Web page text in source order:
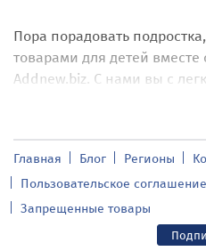
Пора порадовать
товарами для детей
Addnew.biz. С нами вы с
свалку из ненужных
бытовая техника» вИвано-
в отличном состоянии
автомобильное кресло по
весь гардероб ребенка
существенного вреда
Главная Блог Регионы
Пользовательское соглашение
Запрещенные товары